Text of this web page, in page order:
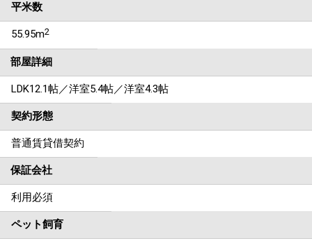
平米数
55.95m2
部屋詳細
LDK12.1帖／洋室5.4帖／洋室4.3帖
契約形態
普通賃貸借契約
保証会社
利用必須
ペット飼育